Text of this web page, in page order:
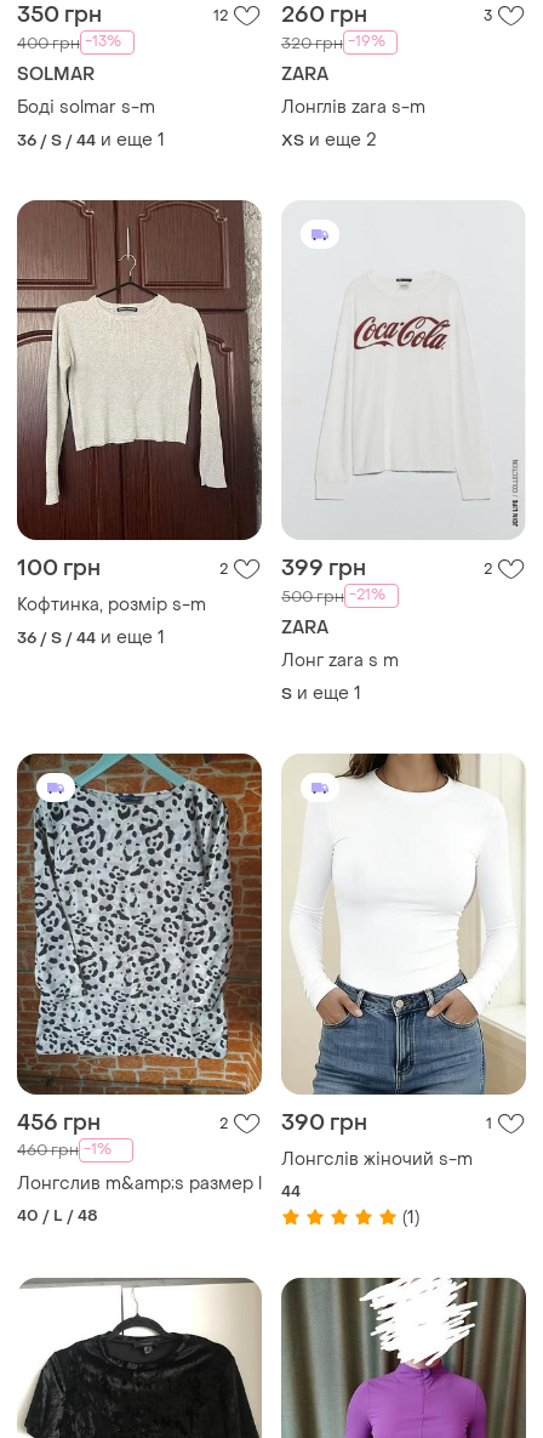
350 грн 12
400 грн -13%
SOLMAR
Боді solmar s-m
36 / S / 44 и еще 1
260 грн 3
320 грн -19%
ZARA
Лонглів zara s-m
ХS и еще 2
100 грн 2
Кофтинка, розмір s-m
36 / S / 44 и еще 1
399 грн 2
500 грн -21%
ZARA
Лонг zara s m
S и еще 1
456 грн 2
460 грн -1%
Лонгслив m&amp;s размер l
40 / L / 48
390 грн 1
Лонгслів жіночий s-m
44
(1)